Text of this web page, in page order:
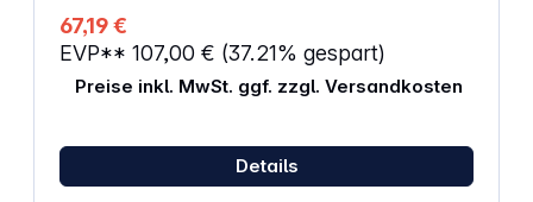
67,19 €
EVP** 107,00 € (37.21% gespart)
Preise inkl. MwSt. ggf. zzgl. Versandkosten
Details